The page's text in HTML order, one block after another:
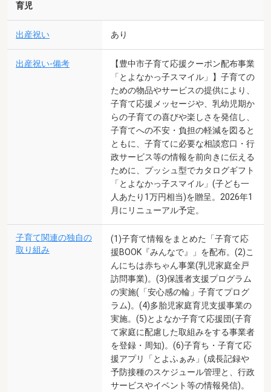
育児
出産祝い あり
出産祝い-備考
【豊中市子育て応援クーポン配布事業
「とよなかっ子スマイル」】子育ての
ための物品やサービスの提供により、
子育て応援メッセージや、乳幼児期か
らの子育ての喜びや楽しさを発信し、
子育てへの不安・負担の軽減を図ると
ともに、子育てに必要な相談窓口・行
政サービス等の情報を前向きに伝える
ために、プッシュ型でカタログギフト
「とよなかっ子スマイル」(子ども一
人あたり1万円相当)を贈呈。2026年1
月にリニューアル予定。
子育て関連の独自の
取り組み
(1)子育て情報をまとめた「子育て応
援BOOK『みんなで』」を配布。(2)こ
んにちは赤ちゃん事業(乳児家庭全戸
訪問事業)。(3)保護者支援プログラム
の実施(「安心感の輪」子育てプログ
ラム)。(4)多胎児家庭育児支援事業の
実施。(5)とよなか子育て応援団(子育
て家庭に配慮した取組みをする事業者
を登録・周知)。(6)子育ち・子育て応
援アプリ「とよふぁみ」(成長記録や
予防接種のスケジュール管理と、行政
サービスやイベント等の情報発信)。